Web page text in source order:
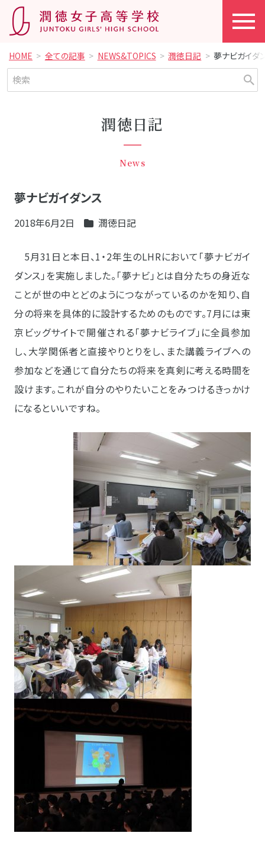
HOME 全ての記事 NEWS&TOPICS 潤徳日記 夢ナビガイダ
潤徳日記
News
夢ナビガイダンス
2018年6月2日 潤徳日記
5月31日と本日、1・2年生のLHRにおいて「夢ナビガイ
ダンス」を実施しました。「夢ナビ」とは自分たちの身近な
ことが世の中とどのようにつながっているのかを知り、自
分の将来を具体的に設計するためのものです。7月には東
京ビッグサイトで開催される「夢ナビライブ」に全員参加
し、大学関係者と直接やりとりをし、また講義ライブへの
参加などを通じて自分たちの将来を真剣に考える時間を
設けます。これが自分のやりたいことをみつけるきっかけ
になるといいですね。